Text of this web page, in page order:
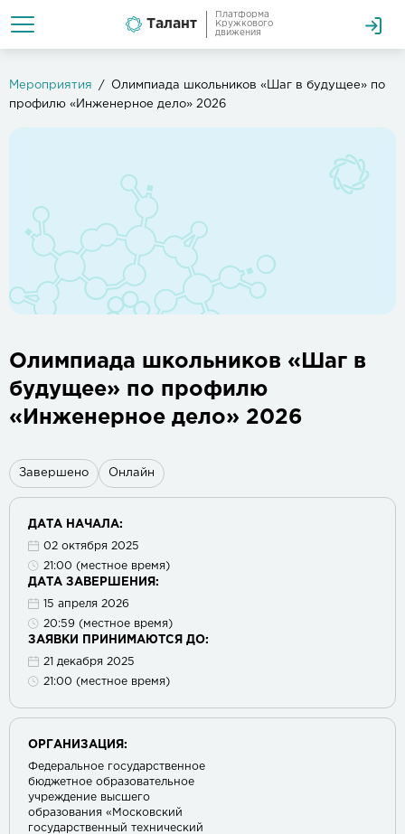
Талант
Платформа
Кружкового
движения
Мероприятия
Олимпиада школьников «Шаг в будущее» по
профилю «Инженерное дело» 2026
Олимпиада школьников «Шаг в
будущее» по профилю
«Инженерное дело» 2026
Завершено Онлайн
ДАТА НАЧАЛА:
02 октября 2025
21:00 (местное время)
ДАТА ЗАВЕРШЕНИЯ:
15 апреля 2026
20:59 (местное время)
ЗАЯВКИ ПРИНИМАЮТСЯ ДО:
21 декабря 2025
21:00 (местное время)
ОРГАНИЗАЦИЯ:
Федеральное государственное
бюджетное образовательное
учреждение высшего
образования «Московский
государственный технический